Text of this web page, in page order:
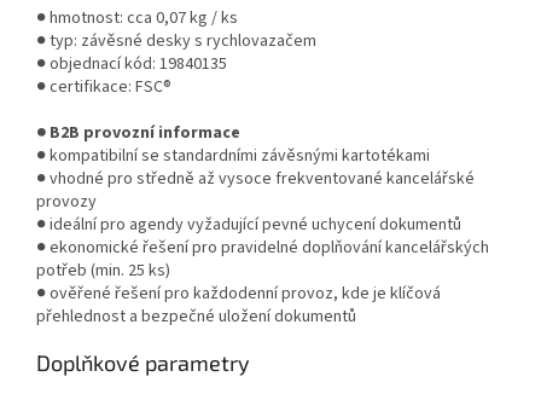
● hmotnost: cca 0,07 kg / ks
● typ: závěsné desky s rychlovazačem
● objednací kód: 19840135
● certifikace: FSC®
● B2B provozní informace
● kompatibilní se standardními závěsnými kartotékami
● vhodné pro středně až vysoce frekventované kancelářské
provozy
● ideální pro agendy vyžadující pevné uchycení dokumentů
● ekonomické řešení pro pravidelné doplňování kancelářských
potřeb (min. 25 ks)
● ověřené řešení pro každodenní provoz, kde je klíčová
přehlednost a bezpečné uložení dokumentů
Doplňkové parametry